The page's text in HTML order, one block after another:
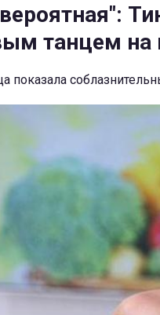
танцем на
показала